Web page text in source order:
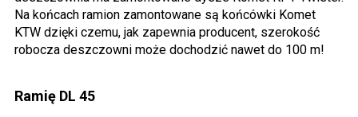
Na końcach ramion zamontowane są końcówki Komet
KTW dzięki czemu, jak zapewnia producent, szerokość
robocza deszczowni może dochodzić nawet do 100 m!
Ramię DL 45